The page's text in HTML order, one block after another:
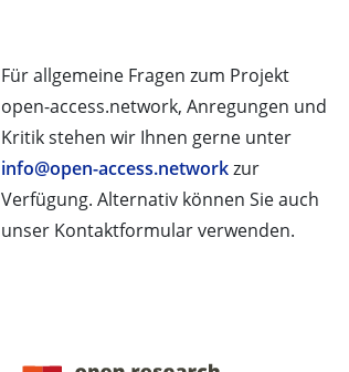
Für allgemeine Fragen zum Projekt
open-access.network, Anregungen und
Kritik stehen wir Ihnen gerne unter
info@open-access.networkzur
Verfügung. Alternativ können Sie auch
unser Kontaktformular verwenden.